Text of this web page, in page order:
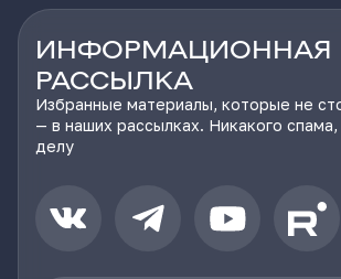
ИНФОРМАЦИОННАЯ
РАССЫЛКА
Избранные материалы, которые не
— в наших рассылках. Никакого спама,
делу